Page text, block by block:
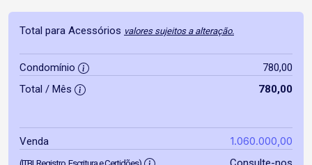
Total para Acessórios valores sujeitos a alteração.
Condomínio
780,00
Total / Mês
780,00
Venda 1.060.000,00